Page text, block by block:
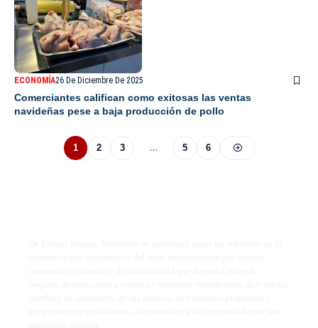
ECONOMÍA26 De Diciembre De 2025
Comerciantes califican como exitosas las ventas
navideñas pese a baja producción de pollo
1 2 3 … 5 6